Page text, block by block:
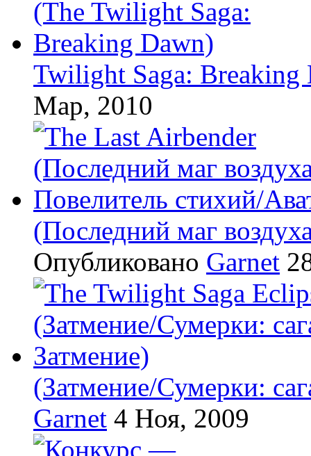
Twilight Saga: Breaking
Мар, 2010
(Последний маг
Опубликовано Garnet
(Затмение/Сумерки:
Garnet 4 Ноя, 2009